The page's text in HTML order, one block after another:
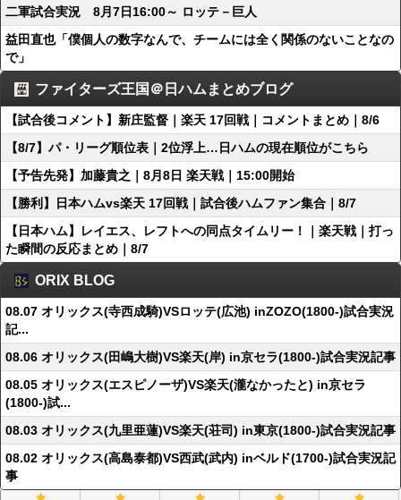
二軍試合実況 8月7日16:00～ ロッテ－巨人
益田直也「僕個人の数字なんで、チームには全く関係のないことなの
で」
ファイターズ王国＠日ハムまとめブログ
【試合後コメント】新庄監督｜楽天 17回戦｜コメントまとめ｜8/6
【8/7】パ・リーグ順位表｜2位浮上…日ハムの現在順位がこちら
【予告先発】加藤貴之｜8月8日 楽天戦｜15:00開始
【勝利】日本ハムvs楽天 17回戦｜試合後ハムファン集合｜8/7
【日本ハム】レイエス、レフトへの同点タイムリー！｜楽天戦｜打っ
た瞬間の反応まとめ｜8/7
ORIX BLOG
08.07 オリックス(寺西成騎)VSロッテ(広池) inZOZO(1800-)試合実況
記...
08.06 オリックス(田嶋大樹)VS楽天(岸) in京セラ(1800-)試合実況記事
08.05 オリックス(エスピノーザ)VS楽天(瀧なかったと) in京セラ
(1800-)試...
08.03 オリックス(九里亜蓮)VS楽天(荘司) in東京(1800-)試合実況記事
08.02 オリックス(高島泰都)VS西武(武内) inベルド(1700-)試合実況記
事